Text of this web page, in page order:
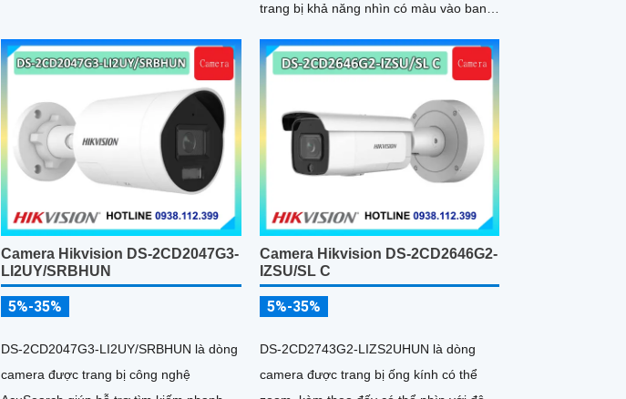
trang bị khả năng nhìn có màu vào ban
chuyển động và phân biệt được người và
Camera Hikvision DS-2CD2047G3-
LI2UY/SRBHUN
5%-35%
DS-2CD2047G3-LI2UY/SRBHUN là dòng
camera được trang bị công nghệ
Camera Hikvision DS-2CD2646G2-
IZSU/SL C
5%-35%
DS-2CD2743G2-LIZS2UHUN là dòng
camera được trang bị ống kính có thể